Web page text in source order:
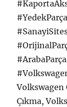
Volkswagen
Çıkma,